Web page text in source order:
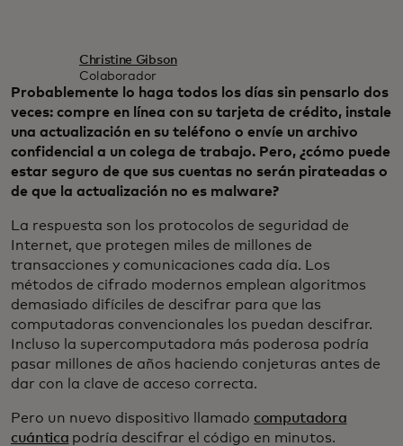
Christine Gibson
Colaborador
Probablemente lo haga todos los días sin pensarlo dos
veces: compre en línea con su tarjeta de crédito, instale
una actualización en su teléfono o envíe un archivo
confidencial a un colega de trabajo. Pero, ¿cómo puede
estar seguro de que sus cuentas no serán pirateadas o
de que la actualización no es malware?
La respuesta son los protocolos de seguridad de
Internet, que protegen miles de millones de
transacciones y comunicaciones cada día. Los
métodos de cifrado modernos emplean algoritmos
demasiado difíciles de descifrar para que las
computadoras convencionales los puedan descifrar.
Incluso la supercomputadora más poderosa podría
pasar millones de años haciendo conjeturas antes de
dar con la clave de acceso correcta.
Pero un nuevo dispositivo llamado computadora
cuántica podría descifrar el código en minutos.